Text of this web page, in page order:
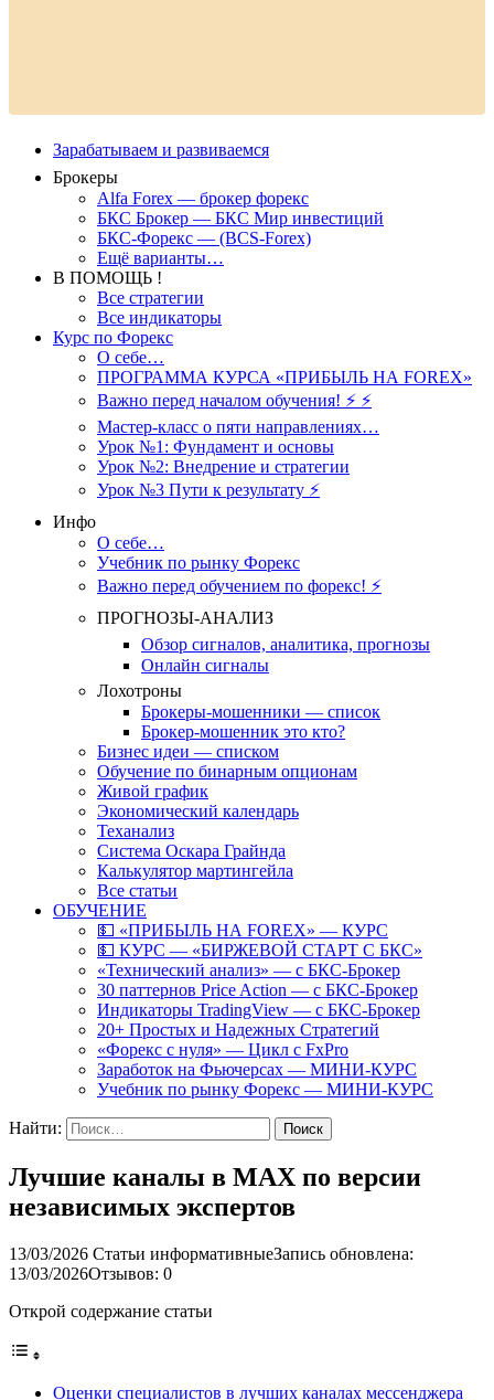
Зарабатываем и развиваемся
Брокеры
Alfa Forex — брокер форекс
БКС Брокер — БКС Мир инвестиций
БКС-Форекс — (BCS-Forex)
Ещё варианты…
В ПОМОЩЬ !
Все стратегии
Все индикаторы
Курс по Форекс
О себе…
ПРОГРАММА КУРСА «ПРИБЫЛЬ НА FOREX»
Важно перед началом обучения! ⚡ ⚡
Мастер-класс о пяти направлениях…
Урок №1: Фундамент и основы
Урок №2: Внедрение и стратегии
Урок №3 Пути к результату ⚡️
Инфо
О себе…
Учебник по рынку Форекс
Важно перед обучением по форекс! ⚡
ПРОГНОЗЫ-АНАЛИЗ
Обзор сигналов, аналитика, прогнозы
Онлайн сигналы
Лохотроны
Брокеры-мошенники — список
Брокер-мошенник это кто?
Бизнес идеи — списком
Обучение по бинарным опционам
Живой график
Экономический календарь
Теханализ
Система Оскара Грайнда
Калькулятор мартингейла
Все статьи
ОБУЧЕНИЕ
💵 «ПРИБЫЛЬ НА FOREX» — КУРС
💵 КУРС — «БИРЖЕВОЙ СТАРТ С БКС»
«Технический анализ» — с БКС-Брокер
30 паттернов Price Action — с БКС-Брокер
Индикаторы TradingView — с БКС-Брокер
20+ Простых и Надежных Стратегий
«Форекс с нуля» — Цикл с FxPro
Заработок на Фьючерсах — МИНИ-КУРС
Учебник по рынку Форекс — МИНИ-КУРС
Найти:
Лучшие каналы в MAX по версии
независимых экспертов
13/03/2026 Статьи информативныеЗапись обновлена:
13/03/2026Отзывов: 0
Открой содержание статьи
Оценки специалистов в лучших каналах мессенджера